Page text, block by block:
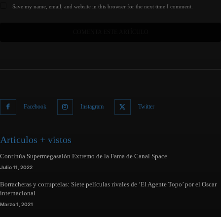
Save my name, email, and website in this browser for the next time I comment.
Facebook Instagram Twitter
Articulos + vistos
Continúa Supermegasalón Extremo de la Fama de Canal Space
Julio 11, 2022
Borracheras y corruptelas: Siete películas rivales de ‘El Agente Topo’ por el Oscar
internacional
Marzo 1, 2021